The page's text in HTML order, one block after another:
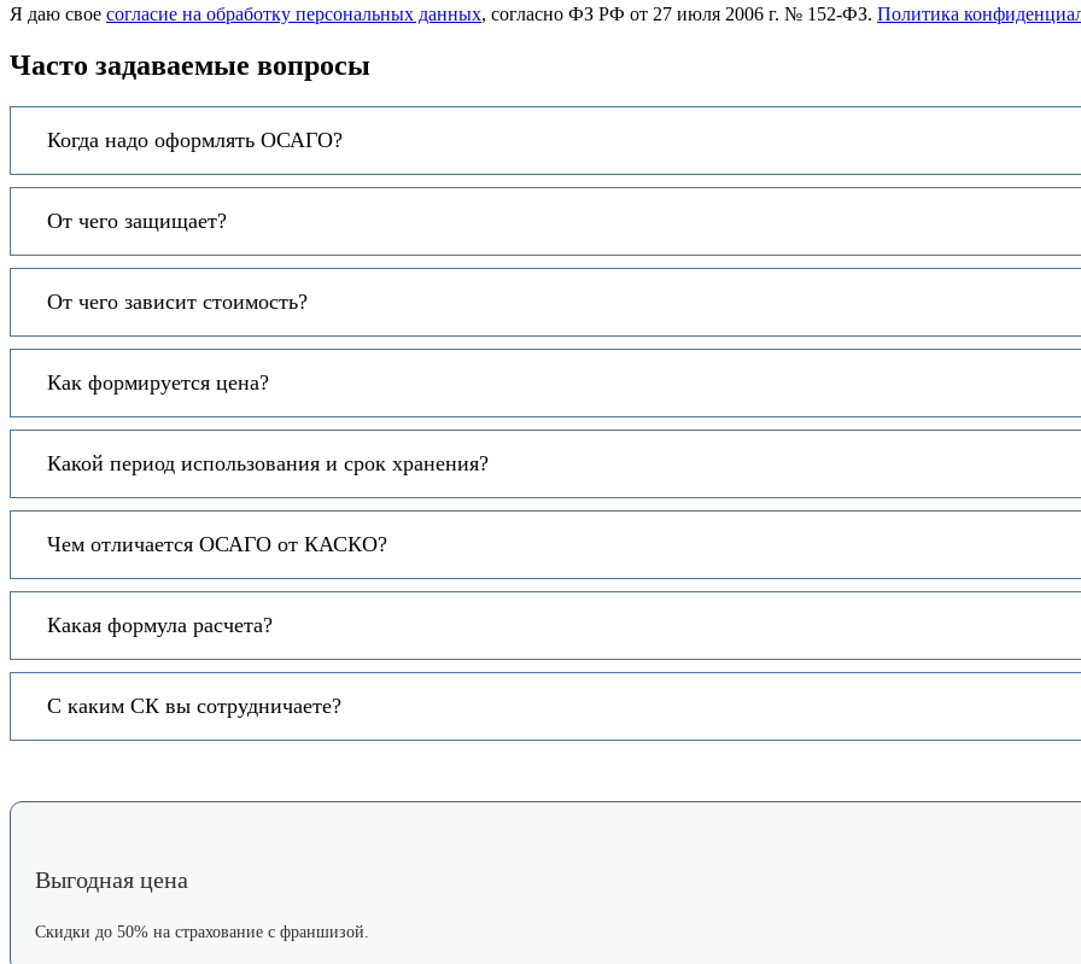
на
моих
персональных
Я даю свое согласие на обработку персональных данных, согласно ФЗ РФ от 27 июля 2006 г. № 152-ФЗ. Политика
Часто задаваемые вопросы
Когда надо оформлять ОСАГО?
От чего защищает?
От чего зависит стоимость?
Как формируется цена?
Какой период использования и срок хранения?
Чем отличается ОСАГО от КАСКО?
Какая формула расчета?
С каким СК вы сотрудничаете?
Выгодная цена
Скидки до 50% на страхование с франшизой.